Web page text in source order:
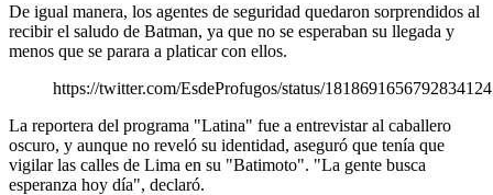
De igual manera, los agentes de seguridad quedaron sorprendidos al
recibir el saludo de Batman, ya que no se esperaban su llegada y
menos que se parara a platicar con ellos.
https://twitter.com/EsdeProfugos/status/1818691656792834124
La reportera del programa "Latina" fue a entrevistar al caballero
oscuro, y aunque no reveló su identidad, aseguró que tenía que
vigilar las calles de Lima en su "Batimoto". "La gente busca
esperanza hoy día", declaró.